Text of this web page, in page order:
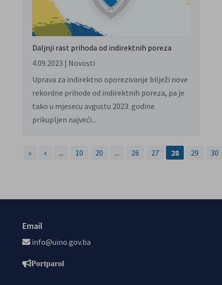
Daljnji rast prihoda od indirektnih poreza
4.09.2023 | Novosti
Uprava za indirektno oporezivanje bilježi nove
rekordne prihode od indirektnih poreza, pa je
tako u mjesecu avgustu 2023. godine
prikupljen najveći...
« « ... 10 20 ... 26 27 28 29 30
Email
info@uino.gov.ba
Portparol